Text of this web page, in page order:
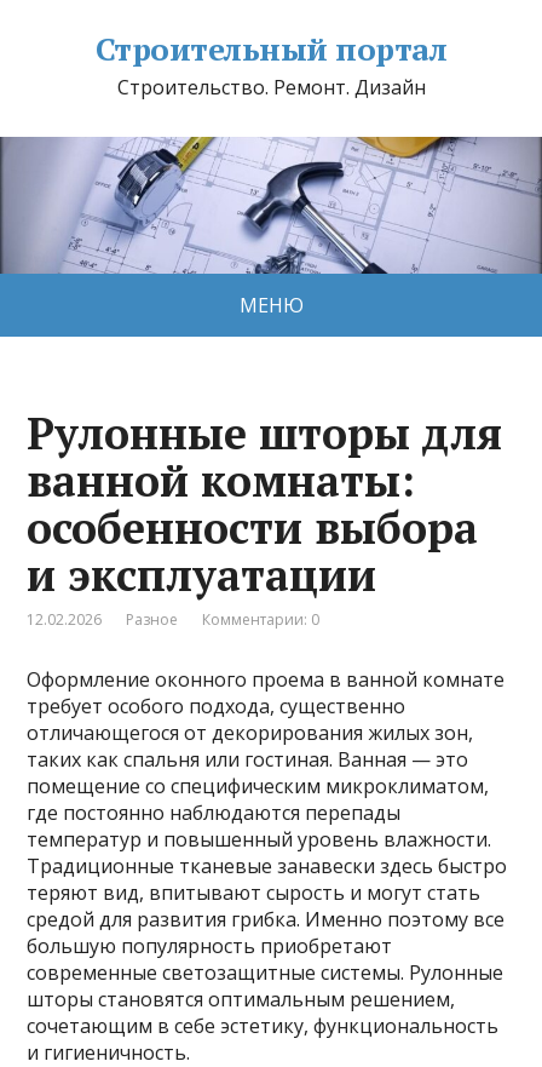
Строительный портал
Строительство. Ремонт. Дизайн
МЕНЮ
Рулонные шторы для
ванной комнаты:
особенности выбора
и эксплуатации
12.02.2026 Разное Комментарии: 0
Оформление оконного проема в ванной комнате
требует особого подхода, существенно
отличающегося от декорирования жилых зон,
таких как спальня или гостиная. Ванная — это
помещение со специфическим микроклиматом,
где постоянно наблюдаются перепады
температур и повышенный уровень влажности.
Традиционные тканевые занавески здесь быстро
теряют вид, впитывают сырость и могут стать
средой для развития грибка. Именно поэтому все
большую популярность приобретают
современные светозащитные системы. Рулонные
шторы становятся оптимальным решением,
сочетающим в себе эстетику, функциональность
и гигиеничность.